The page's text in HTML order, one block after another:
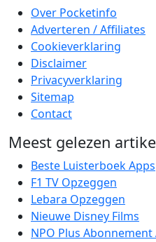
Over Pocketinfo
Adverteren / Affiliates
Cookieverklaring
Disclaimer
Privacyverklaring
Sitemap
Contact
Meest gelezen
Beste Luisterboek Apps
F1 TV Opzeggen
Lebara Opzeggen
Nieuwe Disney Films
NPO Plus